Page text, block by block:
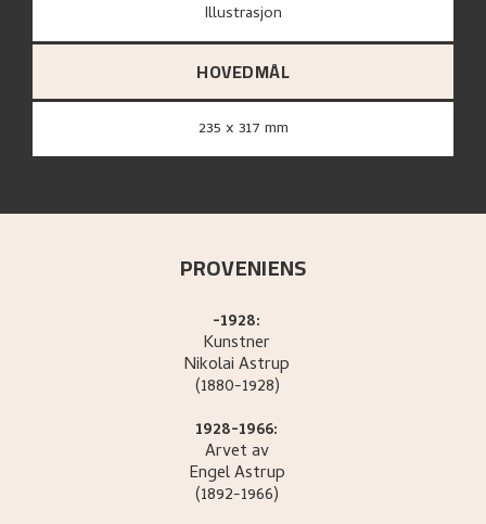
Illustrasjon
HOVEDMÅL
235 x 317 mm
PROVENIENS
-1928:
Kunstner
NikolaiAstrup
(1880-1928)
1928-1966:
Arvet av
EngelAstrup
(1892-1966)